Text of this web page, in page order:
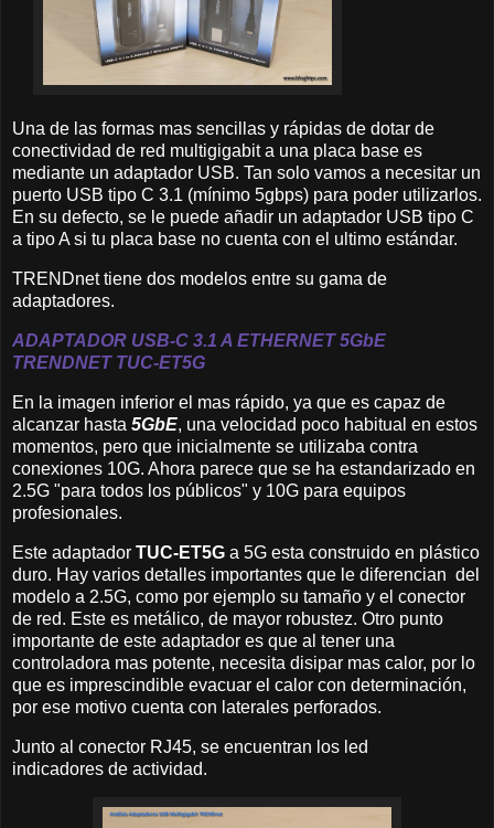
Una de las formas mas sencillas y rápidas de dotar de
conectividad de red multigigabit a una placa base es
mediante un adaptador USB. Tan solo vamos a necesitar un
puerto USB tipo C 3.1 (mínimo 5gbps) para poder utilizarlos.
En su defecto, se le puede añadir un adaptador USB tipo C
a tipo A si tu placa base no cuenta con el ultimo estándar.
TRENDnet tiene dos modelos entre su gama de
adaptadores.
ADAPTADOR USB-C 3.1 A ETHERNET5GbE
TRENDNETTUC-ET5G
En la imagen inferior el mas rápido, ya que es capaz de
alcanzar hasta 5GbE, una velocidad poco habitual en estos
momentos, pero que inicialmente se utilizaba contra
conexiones 10G. Ahora parece que se ha estandarizado en
2.5G "para todos los públicos" y 10G para equipos
profesionales.
Este adaptador TUC-ET5G a 5G esta construido en plástico
duro. Hay varios detalles importantes que le diferencian del
modelo a 2.5G, como por ejemplo su tamaño y el conector
de red. Este es metálico, de mayor robustez. Otro punto
importante de este adaptador es que al tener una
controladora mas potente, necesita disipar mas calor, por lo
que es imprescindible evacuar el calor con determinación,
por ese motivo cuenta con laterales perforados.
Junto al conector RJ45, se encuentran los led
indicadores de actividad.